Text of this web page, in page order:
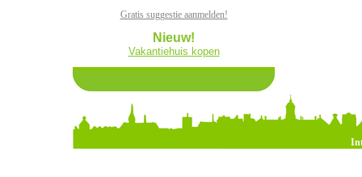
Gratis suggestie aanmelden!
Nieuw!
Vakantiehuis kopen